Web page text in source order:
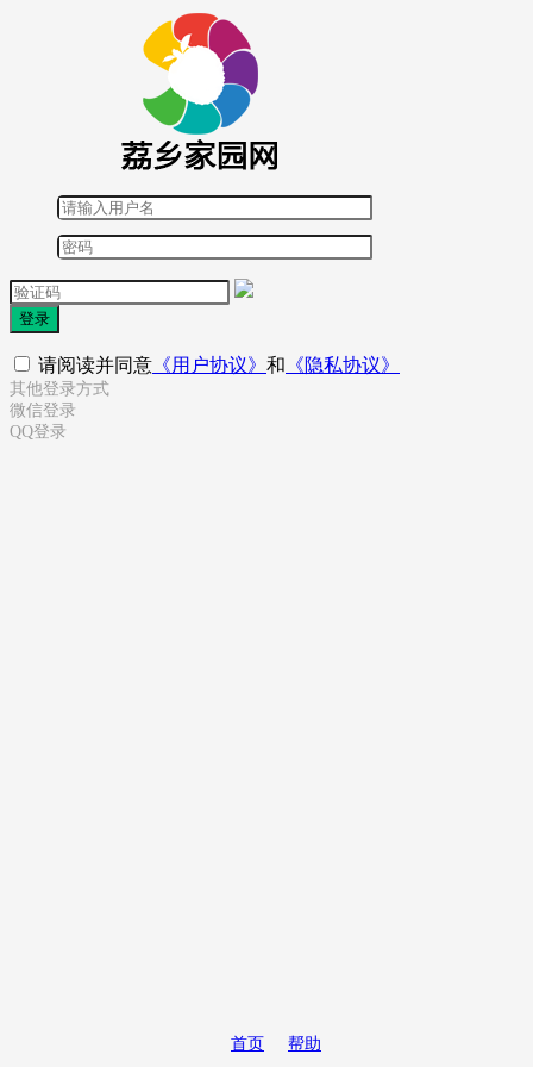
登录
请阅读并同意 《用户协议》 和 《隐私协议》
其他登录方式
微信登录
QQ登录
首页 帮助